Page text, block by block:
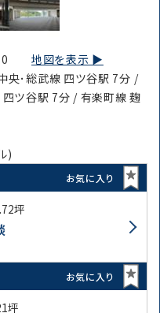
2-10地図を表示 ▶︎
央･総武線 四ツ谷駅 7分 /
ツ谷駅 7分 / 有楽町線 麹
)
お気に入り
坪
お気に入り
坪